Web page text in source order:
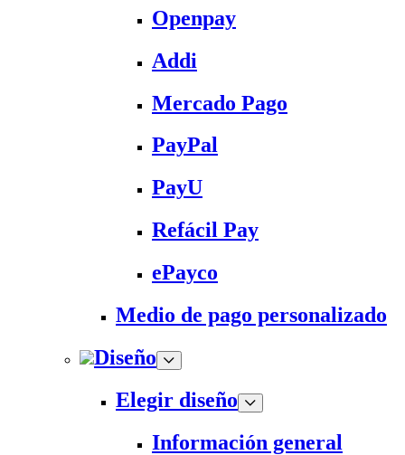
Openpay
Addi
Mercado Pago
PayPal
PayU
Refácil Pay
ePayco
Medio de pago personalizado
Diseño
Elegir diseño
Información general